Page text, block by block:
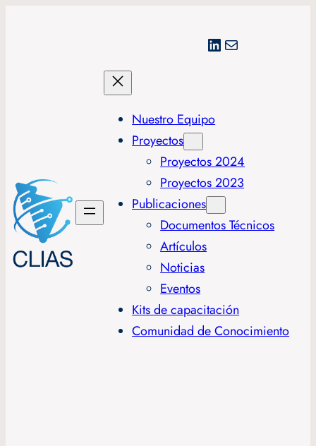
LinkedIn
Correo electrónico
Nuestro Equipo
Proyectos
Proyectos 2024
Proyectos 2023
Publicaciones
Documentos Técnicos
Artículos
Noticias
Eventos
Kits de capacitación
Comunidad de Conocimiento